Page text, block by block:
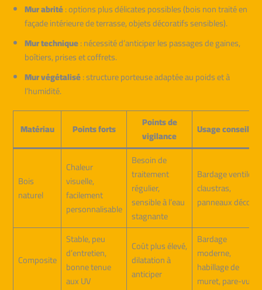
Mur abrité: options plus délicates possibles (bois non traité en
façade intérieure de terrasse, objets décoratifs sensibles).
Mur technique: nécessité d’anticiper les passages de gaines,
boîtiers, prises et coffrets.
Mur végétalisé: structure porteuse adaptée au poids et à
l’humidité.
Matériau Points forts
Points de
vigilance
Usage conseillé
Bois
naturel
Chaleur
visuelle,
facilement
personnalisable
Besoin de
traitement
régulier,
sensible à l’eau
stagnante
Bardage ventilé,
claustras,
panneaux déco
Composite
Stable, peu
d’entretien,
bonne tenue
aux UV
Coût plus élevé,
dilatation à
anticiper
Bardage
moderne,
habillage de
muret, pare-vue